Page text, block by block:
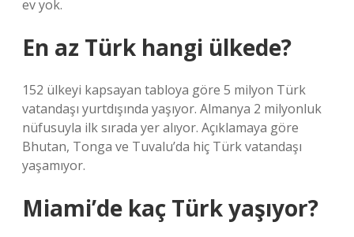
ev yok.
En az Türk hangi ülkede?
152 ülkeyi kapsayan tabloya göre 5 milyon Türk
vatandaşı yurtdışında yaşıyor. Almanya 2 milyonluk
nüfusuyla ilk sırada yer alıyor. Açıklamaya göre
Bhutan, Tonga ve Tuvalu’da hiç Türk vatandaşı
yaşamıyor.
Miami’de kaç Türk yaşıyor?